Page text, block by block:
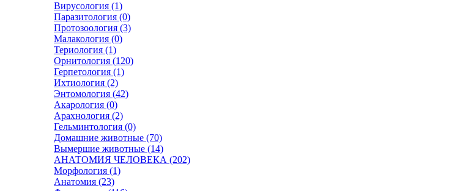
Вирусология (1)
Паразитология (0)
Протозоология (3)
Малакология (0)
Териология (1)
Орнитология (120)
Герпетология (1)
Ихтиология (2)
Энтомология (42)
Акарология (0)
Арахнология (2)
Гельминтология (0)
Домашние животные (70)
Вымершие животные (14)
АНАТОМИЯ ЧЕЛОВЕКА (202)
Морфология (1)
Анатомия (23)